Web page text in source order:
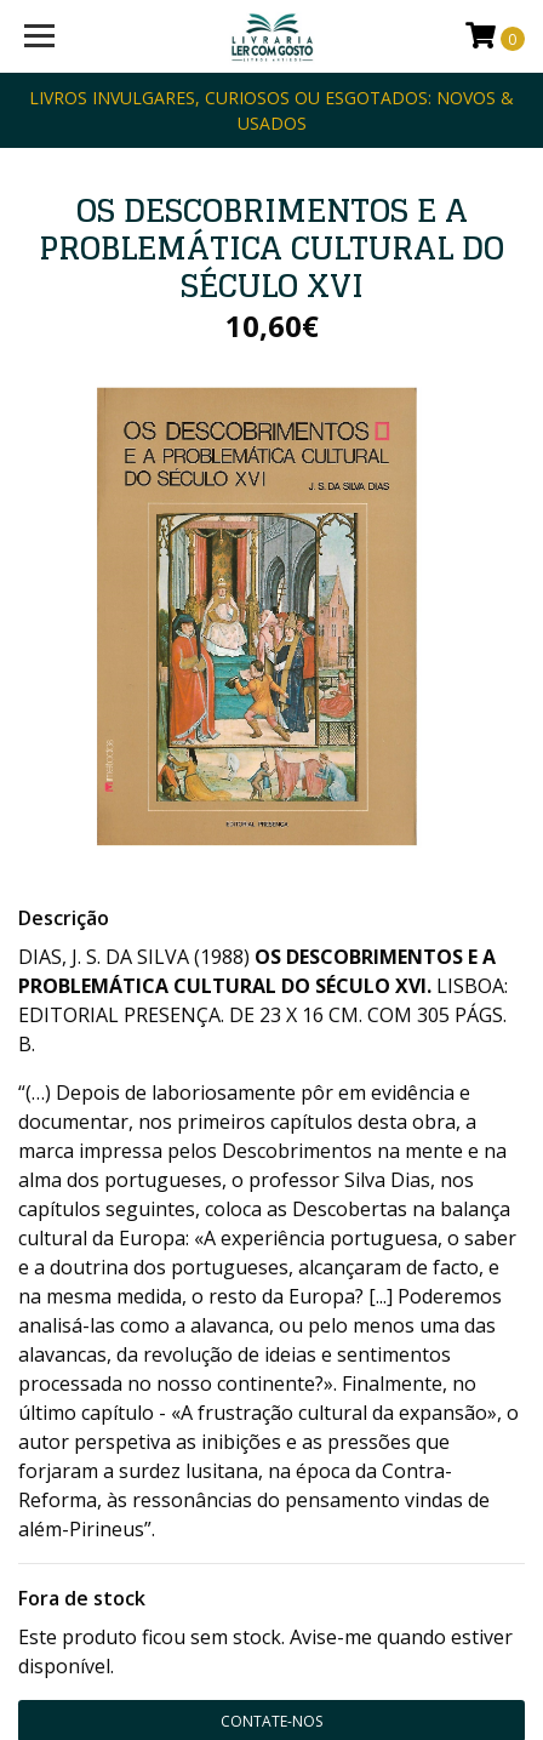
LIVROS INVULGARES, CURIOSOS OU ESGOTADOS: NOVOS &
USADOS
0
OS DESCOBRIMENTOS E A
PROBLEMÁTICA CULTURAL DO
SÉCULO XVI
10,60€
Descrição
DIAS, J. S. DA SILVA (1988) OS DESCOBRIMENTOS E A
PROBLEMÁTICA CULTURAL DO SÉCULO XVI. LISBOA:
EDITORIAL PRESENÇA. DE 23 X 16 CM. COM 305 PÁGS.
B.
“(…) Depois de laboriosamente pôr em evidência e
documentar, nos primeiros capítulos desta obra, a
marca impressa pelos Descobrimentos na mente e na
alma dos portugueses, o professor Silva Dias, nos
capítulos seguintes, coloca as Descobertas na balança
cultural da Europa: «A experiência portuguesa, o saber
e a doutrina dos portugueses, alcançaram de facto, e
na mesma medida, o resto da Europa? [...] Poderemos
analisá-las como a alavanca, ou pelo menos uma das
alavancas, da revolução de ideias e sentimentos
processada no nosso continente?». Finalmente, no
último capítulo - «A frustração cultural da expansão», o
autor perspetiva as inibições e as pressões que
forjaram a surdez lusitana, na época da Contra-
Reforma, às ressonâncias do pensamento vindas de
além-Pirineus”.
Fora de stock
Este produto ficou sem stock. Avise-me quando estiver
disponível.
CONTATE-NOS